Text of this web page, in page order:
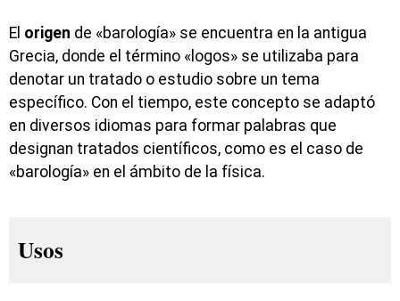
El origen de «barología» se encuentra en la antigua
Grecia, donde el término «logos» se utilizaba para
denotar un tratado o estudio sobre un tema
específico. Con el tiempo, este concepto se adaptó
en diversos idiomas para formar palabras que
designan tratados científicos, como es el caso de
«barología» en el ámbito de la física.
Usos